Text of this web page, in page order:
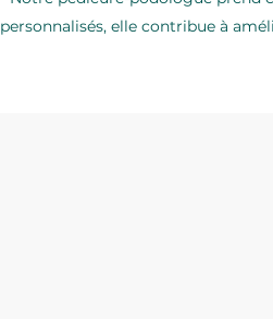
personnalisés, elle contribue à